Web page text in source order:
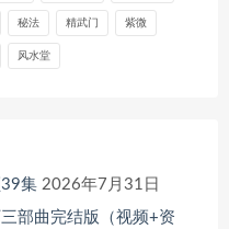
秘法 精武门 紫微
风水堂
集 2026年7月31日
部曲完结版（视频+资